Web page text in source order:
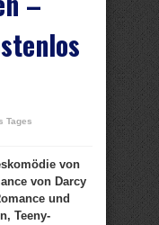
Tages
von
von Darcy
und
Teeny-